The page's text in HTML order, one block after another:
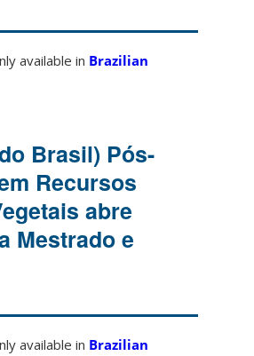
available in Brazilian
Brasil) Pós-
Recursos
abre
Mestrado e
available in Brazilian